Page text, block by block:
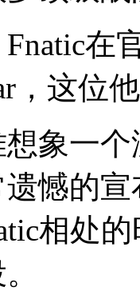
在官
，这位
一个
憾的
相处